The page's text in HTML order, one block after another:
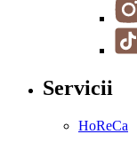
Servicii
HoReCa